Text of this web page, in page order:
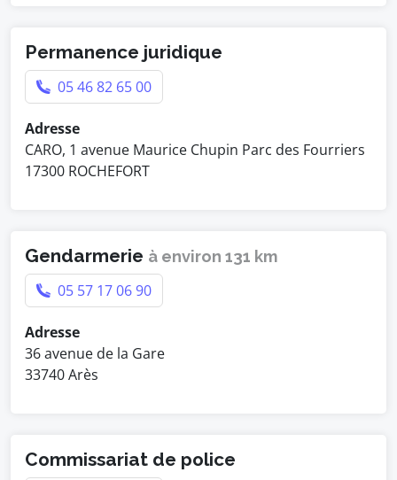
Permanence juridique
05 46 82 65 00
Adresse
CARO, 1 avenue Maurice Chupin Parc des Fourriers
17300 ROCHEFORT
Gendarmerie à environ 131 km
05 57 17 06 90
Adresse
36 avenue de la Gare
33740 Arès
Commissariat de police